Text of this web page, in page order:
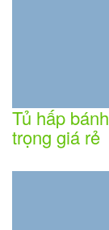
Tủ hấp
trọng giá rẻ